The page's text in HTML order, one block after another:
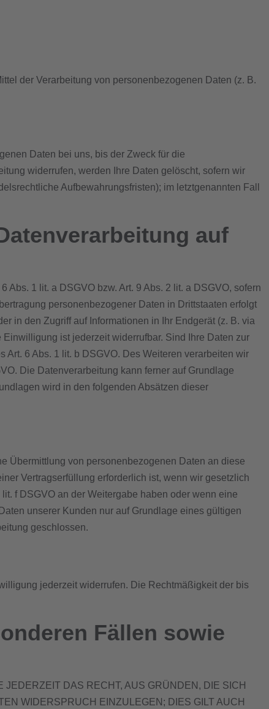
der Verarbeitung von personenbezogenen Daten (z. B.
Daten bei uns, bis der Zweck für die
widerrufen, werden Ihre Daten gelöscht, sofern wir
Aufbewahrungsfristen); im letztgenannten Fall
auf
1 lit. a DSGVO bzw. Art. 9 Abs. 2 lit. a DSGVO, sofern
personenbezogener Daten in Drittstaaten erfolgt
in den Zugriff auf Informationen in Ihr Endgerät (z. B. via
ist jederzeit widerrufbar. Sind Ihre Daten zur
6 Abs. 1 lit. b DSGVO. Des Weiteren verarbeiten wir
Die Datenverarbeitung kann ferner auf Grundlage
wird in den folgenden Absätzen dieser
Übermittlung von personenbezogenen Daten an diese
Vertragserfüllung erforderlich ist, wenn wir gesetzlich
f DSGVO an der Weitergabe haben oder wenn eine
unserer Kunden nur auf Grundlage eines gültigen
geschlossen.
jederzeit widerrufen. Die Rechtmäßigkeit der bis
Fällen sowie
DAS RECHT, AUS GRÜNDEN, DIE SICH
WIDERSPRUCH EINZULEGEN; DIES GILT AUCH